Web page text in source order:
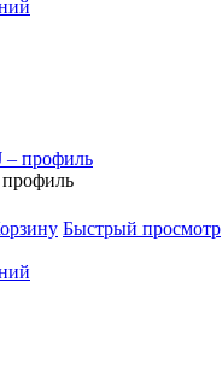
Быстрый просмотр